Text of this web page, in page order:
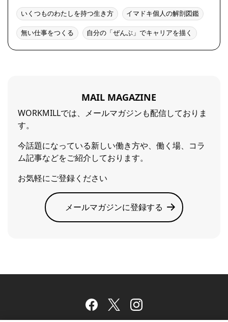
いくつものわたしを持つ生き方 イマドキ個人の解剖図鑑
無い仕事をつくる 自分の「ぜんぶ」でキャリアを描く
MAIL MAGAZINE
WORKMILLでは、メールマガジンも配信しておりま
す。
今話題になっている新しい働き方や、働く場、コラ
ム記事などをご紹介しております。
お気軽にご登録ください
メールマガジンに登録する
Facebook
TwitterInstagram